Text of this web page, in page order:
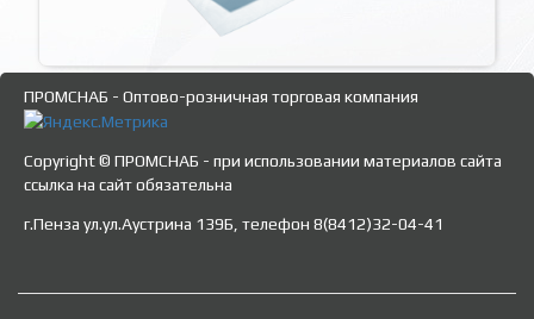
ПРОМСНАБ - Оптово-розничная торговая компания
Copyright © ПРОМСНАБ - при использовании материалов сайта
ссылка на сайт обязательна
г.Пенза ул.ул.Аустрина 139Б, телефон 8(8412)32-04-41